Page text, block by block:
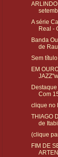
A série
Real -
Banda
de
Sem título
EM
Com
clique no
THIAGO
de
(clique
FIM DE